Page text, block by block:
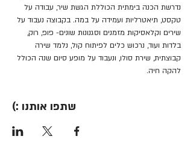
נדרשת הכנה בימתית הכוללת הגשת שיר, עבודה על
טקסט, תיאטרליות ועמידה על במה. בקבוצה נעבוד על
שירים וקלאסיקות מזמנים וסגנונות שונים- פופ, רוק,
בלדות ועוד, נרכוש כלים לפיתוח קול, נלמד שירה
קבוצתית, שירת סולו, ונעבוד על מופע סיום שנה הכולל
להקה חיה.
שתפו אותנו :)